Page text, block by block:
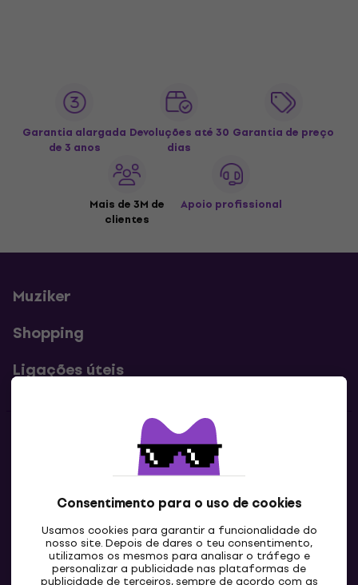
Consentimento para o uso de cookies
Usamos cookies para garantir a funcionalidade do
nosso site. Depois de dares o teu consentimento,
utilizamos os mesmos para analisar o tráfego e
personalizar a publicidade nas plataformas de
publicidade de terceiros, sempre de acordo com as
Garantia alargada
de 3 anos
Devoluções até 30
dias
Garantia de preço
Mais de 3M de
clientes
Apoio profissional
Muziker
Shopping
Ligações úteis
Contatos
Contacta-nos